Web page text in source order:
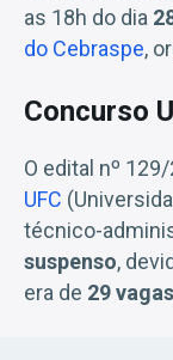
as 18h do dia
do Cebraspe,
Concurso
O edital nº
UFC
técnico-
suspenso,
era de 29 vagas